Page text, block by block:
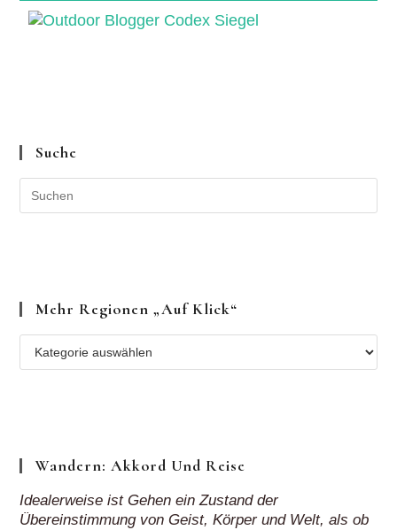
Suche
Mehr Regionen „auf Klick“
Regionen
Wandern: Akkord Und Reise
Idealerweise ist Gehen ein Zustand der
Übereinstimmung von Geist, Körper und Welt, als ob